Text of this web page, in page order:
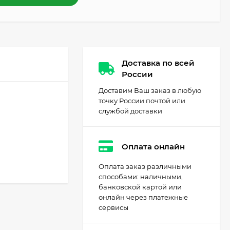
Доставка по всей
России
Доставим Ваш заказ в любую
точку России почтой или
службой доставки
Оплата онлайн
Оплата заказ различными
способами: наличными,
банковской картой или
онлайн через платежные
сервисы